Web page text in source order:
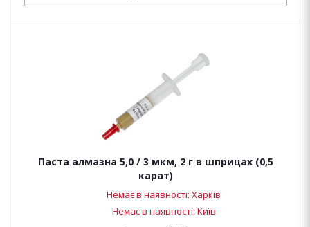
Паста алмазна 5,0 / 3 мкм, 2 г в шприцах (0,5
карат)
Немає в наявності: Харків
Немає в наявності: Київ